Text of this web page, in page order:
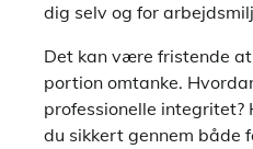
dig selv og for
Det kan være fristende
portion omtanke.
professionelle
du sikkert gennem både